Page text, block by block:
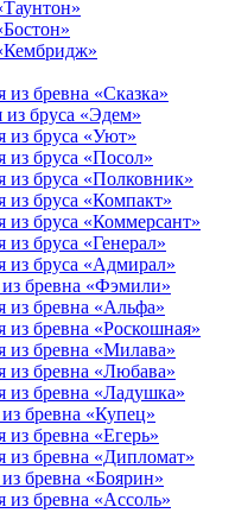
бревна «Сказка»
из бруса «Эдем»
из бруса «Уют»
из бруса «Посол»
из бруса «Полковник»
из бруса «Компакт»
из бруса «Коммерсант»
бруса «Генерал»
из бруса «Адмирал»
бревна «Фэмили»
из бревна «Альфа»
из бревна «Роскошная»
из бревна «Милава»
из бревна «Любава»
из бревна «Ладушка»
бревна «Купец»
бревна «Егерь»
из бревна «Дипломат»
бревна «Боярин»
из бревна «Ассоль»